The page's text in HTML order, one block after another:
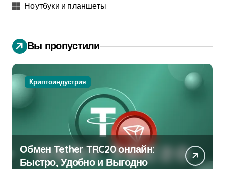
Ноутбуки и планшеты
Вы пропустили
Криптоиндустрия
Обмен Tether TRC20 онлайн:
Быстро, Удобно и Выгодно